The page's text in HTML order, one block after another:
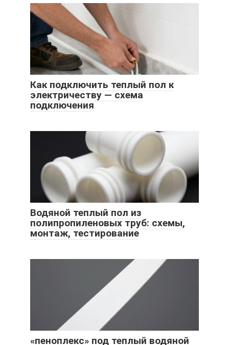
Как подключить теплый пол к
электричеству — схема
подключения
Водяной теплый пол из
полипропиленовых труб: схемы,
монтаж, тестирование
«пеноплекс» под теплый водяной